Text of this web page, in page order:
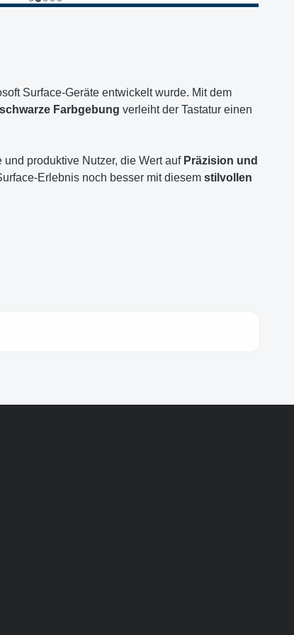
Surface-Geräte entwickelt wurde. Mit dem
schwarze Farbgebung verleiht der Tastatur einen
produktive Nutzer, die Wert auf Präzision und
Erlebnis noch besser mit diesem stilvollen